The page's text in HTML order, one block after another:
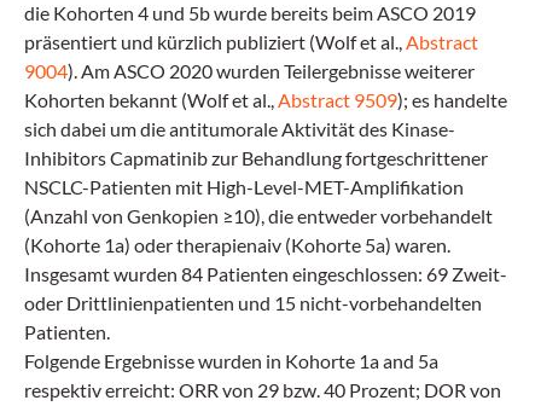
die Kohorten 4 und 5b wurde bereits beim ASCO 2019
präsentiert und kürzlich publiziert (Wolf et al.,Abstract
9004). Am ASCO 2020 wurden Teilergebnisse weiterer
Kohorten bekannt (Wolf et al.,Abstract 9509); es handelte
sich dabei um die antitumorale Aktivität des Kinase-
Inhibitors Capmatinib zur Behandlung fortgeschrittener
NSCLC-Patienten mit High-Level-MET-Amplifikation
(Anzahl von Genkopien ≥10), die entweder vorbehandelt
(Kohorte 1a) oder therapienaiv (Kohorte 5a) waren.
Insgesamt wurden 84 Patienten eingeschlossen: 69 Zweit-
oder Drittlinienpatienten und 15 nicht-vorbehandelten
Patienten.
Folgende Ergebnisse wurden in Kohorte 1a and 5a
respektiv erreicht: ORR von 29 bzw. 40 Prozent; DOR von